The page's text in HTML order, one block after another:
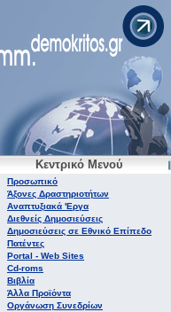
Κεντρικό Μενού
Προσωπικό
Άξονες Δραστηριοτήτων
Αναπτυξιακά 'Εργα
Διεθνείς Δημοσιεύσεις
Δημοσιεύσεις σε Εθνικό Επίπεδο
Πατέντες
Portal - Web Sites
Cd-roms
Βιβλία
Άλλα Προϊόντα
Οργάνωση Συνεδρίων